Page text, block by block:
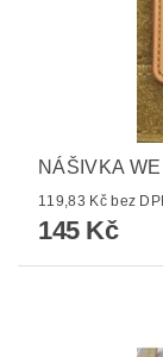
NÁŠIVKA
119,83 Kč bez
145 Kč